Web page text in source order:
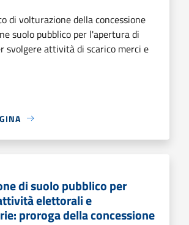
di volturazione della concessione
suolo pubblico per l'apertura di
svolgere attività di scarico merci e
di suolo pubblico per
elettorali e
proroga della concessione